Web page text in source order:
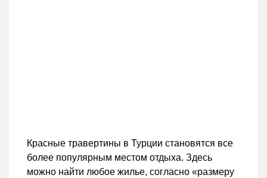
Красные травертины в Турции становятся все
более популярным местом отдыха. Здесь
можно найти любое жилье, согласно «размеру